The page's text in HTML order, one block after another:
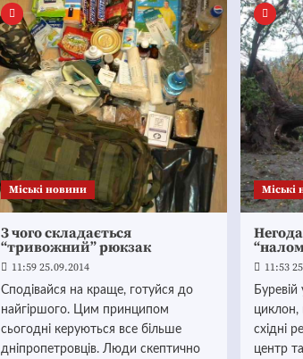
Mіські новини
З чого складається
“тривожний” рюкзак
11:59 25.09.2014
Сподівайся на краще, готуйся до
найгіршого. Цим принципом
сьогодні керуються все більше
дніпропетровців. Люди скептично
11:53
східні
центр